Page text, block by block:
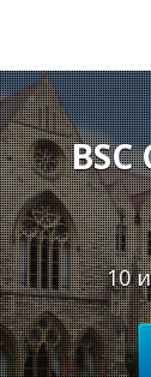
10